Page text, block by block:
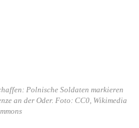
Polnische Soldaten markieren
an der Oder. Foto: CC0, Wikimedia